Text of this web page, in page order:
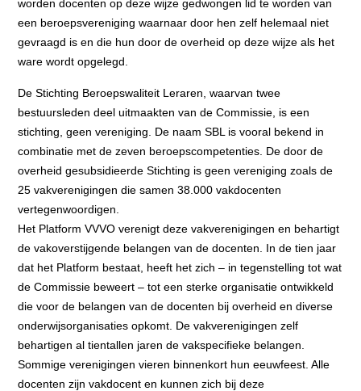
worden docenten op deze wijze gedwongen lid te worden van
een beroepsvereniging waarnaar door hen zelf helemaal niet
gevraagd is en die hun door de overheid op deze wijze als het
ware wordt opgelegd.
De Stichting Beroepswaliteit Leraren, waarvan twee
bestuursleden deel uitmaakten van de Commissie, is een
stichting, geen vereniging. De naam SBL is vooral bekend in
combinatie met de zeven beroepscompetenties. De door de
overheid gesubsidieerde Stichting is geen vereniging zoals de
25 vakverenigingen die samen 38.000 vakdocenten
vertegenwoordigen.
Het Platform VVVO verenigt deze vakverenigingen en behartigt
de vakoverstijgende belangen van de docenten. In de tien jaar
dat het Platform bestaat, heeft het zich – in tegenstelling tot wat
de Commissie beweert – tot een sterke organisatie ontwikkeld
die voor de belangen van de docenten bij overheid en diverse
onderwijsorganisaties opkomt. De vakverenigingen zelf
behartigen al tientallen jaren de vakspecifieke belangen.
Sommige verenigingen vieren binnenkort hun eeuwfeest. Alle
docenten zijn vakdocent en kunnen zich bij deze